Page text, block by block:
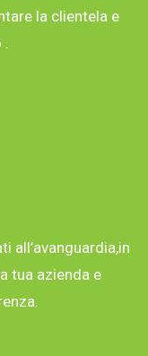
la clientela e
.
all’avanguardia,in
tua azienda e